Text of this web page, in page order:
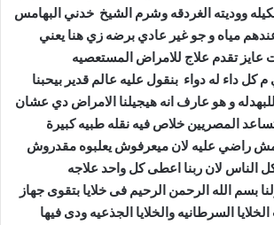
ووديته الغردقه وشرم الشيخ خدني البهامس
مياه و جو غير عادي برضه زي هنا يعني
عايز تقدم علاج للامراض المستعصيه
كل داء له دواء بنقول عليه عالم قدير بيحبنا
و هو عارف انه هيجيلنا الامراض دي عشان
المصريين خلاص فيه نقله طبيه كبيرة
راضي عليه لان ميعرفوش يعلبوه مقدروش
الناس لان ربنا اعطى كل واحد علاجه
بسم الله الرحمن الرحيم فى خلايا بتقوى جهاز
السرطانيه والخلايا الجذعيه ودى فيها